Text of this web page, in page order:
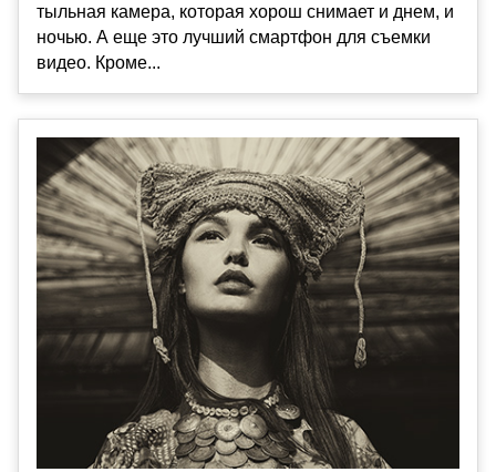
тыльная камера, которая хорош снимает и днем, и
ночью. А еще это лучший смартфон для съемки
видео. Кроме...